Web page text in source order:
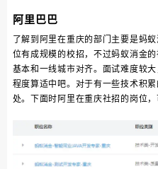
阿里巴巴
了解到阿里在重庆的部门主要是蚂
位有成规模的校招，不过蚂蚁消金
基本和一线城市对齐。面试难度较
程度算适中吧。对于有一些技术积
处。下面时阿里在重庆社招的岗位，